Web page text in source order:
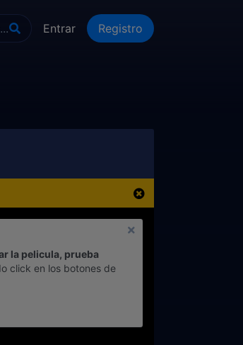
Entrar Registro
la pelicula, prueba
click en los botones de